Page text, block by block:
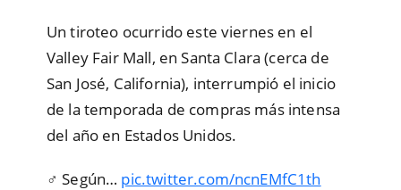
Un tiroteo ocurrido este viernes en el
Valley Fair Mall, en Santa Clara (cerca de
San José, California), interrumpió el inicio
de la temporada de compras más intensa
del año en Estados Unidos.
‍♂️ Según… pic.twitter.com/ncnEMfC1th